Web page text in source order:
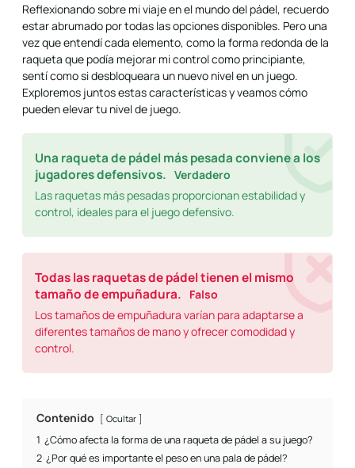
Reflexionando sobre mi viaje en el mundo del pádel, recuerdo
estar abrumado por todas las opciones disponibles. Pero una
vez que entendí cada elemento, como la forma redonda de la
raqueta que podía mejorar mi control como principiante,
sentí como si desbloqueara un nuevo nivel en un juego.
Exploremos juntos estas características y veamos cómo
pueden elevar tu nivel de juego.
Una raqueta de pádel más pesada conviene a los
jugadores defensivos. Verdadero
Las raquetas más pesadas proporcionan estabilidad y
control, ideales para el juego defensivo.
Todas las raquetas de pádel tienen el mismo
tamaño de empuñadura.
Falso
Los tamaños de empuñadura varían para adaptarse a
diferentes tamaños de mano y ofrecer comodidad y
control.
Contenido Ocultar
1 ¿Cómo afecta la forma de una raqueta de pádel a su juego?
2 ¿Por qué es importante el peso en una pala de pádel?